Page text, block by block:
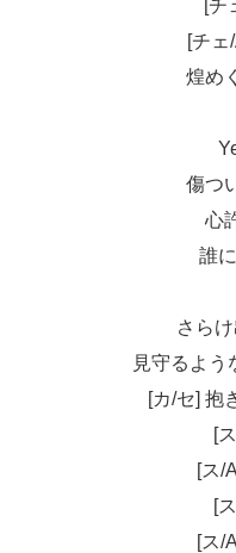
[
[チ
煌め
傷つ
心
誰
さら
見守るよう
[カ/セ] 抱
[
[ス/
[
[ス/